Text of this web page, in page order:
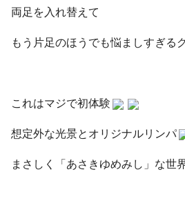
両足を入れ替えて
もう片足のほうでも悩ましすぎる
これはマジで初体験
想定外な光景とオリジナルリンパ
まさしく「あさきゆめみし」な世